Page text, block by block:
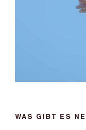
WAS GIBT ES